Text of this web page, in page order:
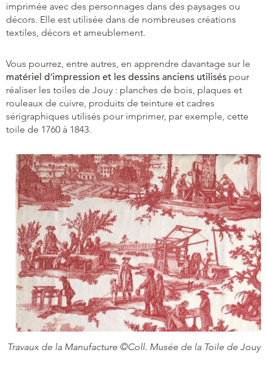
imprimée avec des personnages dans des paysages ou
décors. Elle est utilisée dans de nombreuses créations
textiles, décors et ameublement.
Vous pourrez, entre autres, en apprendre davantage sur le
matériel d’impression et les dessins anciens utilisés pour
réaliser les toiles de Jouy : planches de bois, plaques et
rouleaux de cuivre, produits de teinture et cadres
sérigraphiques utilisés pour imprimer, par exemple, cette
toile de 1760 à 1843.
Travaux de la Manufacture ©Coll. Musée de la Toile de Jouy